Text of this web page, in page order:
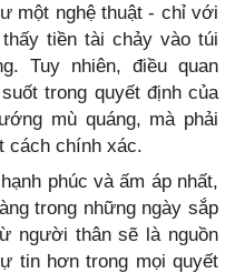
một nghệ thuật - chỉ với
tiền tài chảy vào túi
Tuy nhiên, điều quan
trong quyết định của
mù quáng, mà phải
cách chính xác.
phúc và ấm áp nhất,
trong những ngày sắp
người thân sẽ là nguồn
tin hơn trong mọi quyết